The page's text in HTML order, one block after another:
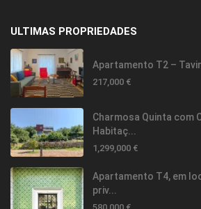
ULTIMAS PROPRIEDADES
Apartamento T2 –
217,000 €
Charmosa Quinta com
Habitaç...
1,299,000 €
Apartamento T4, em
priv...